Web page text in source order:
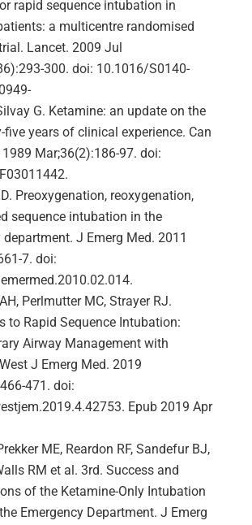
rapid sequence intubation in
a multicentre randomised
Lancet. 2009 Jul
300. doi: 10.1016/S0140-
G. Ketamine: an update on the
years of clinical experience. Can
Mar;36(2):186-97. doi:
Preoxygenation, reoxygenation,
sequence intubation in the
department. J Emerg Med. 2011
7. doi:
Perlmutter MC, Strayer RJ.
to Rapid Sequence Intubation:
Airway Management with
J Emerg Med. 2019
471. doi:
Epub 2019 Apr
ME, Reardon RF, Sandefur BJ,
RM et al. 3rd. Success and
of the Ketamine-Only Intubation
Emergency Department. J Emerg